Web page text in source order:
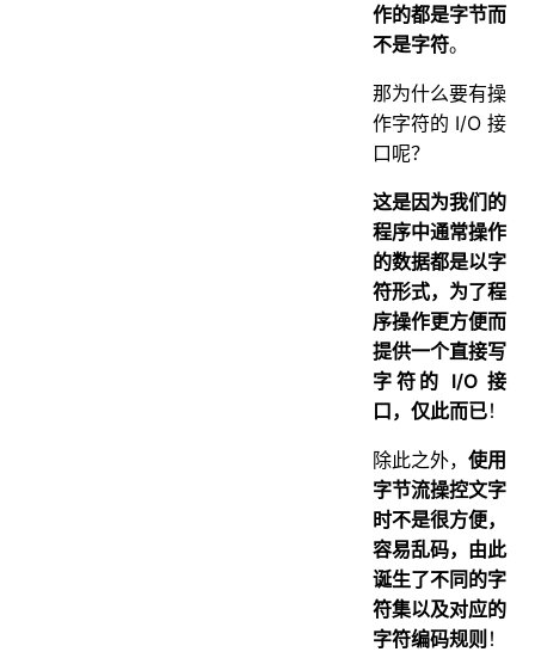
作的都是字节而
不是字符。
那为什么要有操
作字符的 I/O 接
口呢？
这是因为我们的
程序中通常操作
的数据都是以字
符形式，为了程
序操作更方便而
提供一个直接写
字符的 I/O 接
口，仅此而已！
除此之外， 使用
字节流操控文字
时不是很方便，
容易乱码，由此
诞生了不同的字
符集以及对应的
字符编码规则 ！